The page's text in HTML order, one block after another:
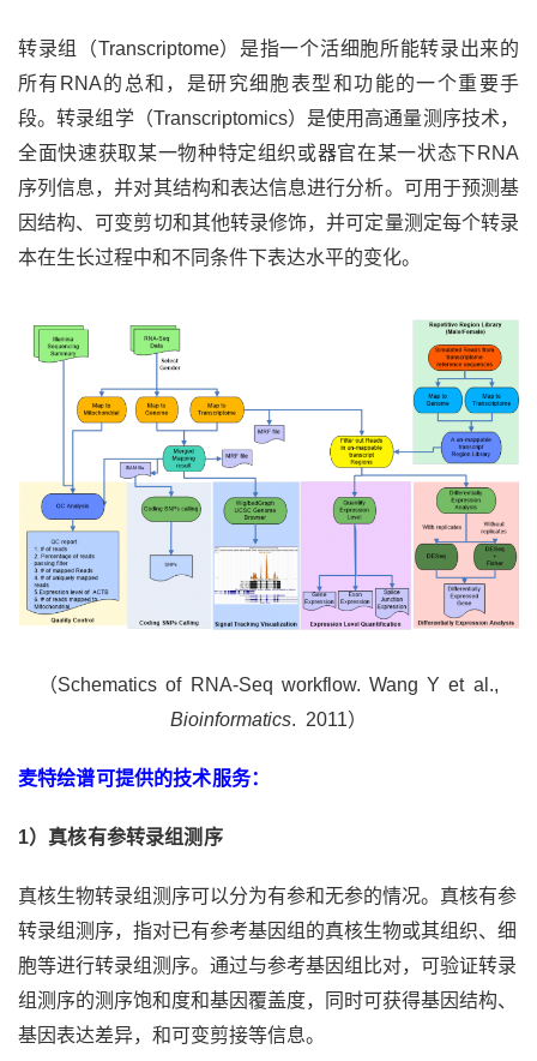
转录组（Transcriptome）是指一个活细胞所能转录出来的
所有RNA的总和，是研究细胞表型和功能的一个重要手
段。转录组学（Transcriptomics）是使用高通量测序技术，
全面快速获取某一物种特定组织或器官在某一状态下RNA
序列信息，并对其结构和表达信息进行分析。可用于预测基
因结构、可变剪切和其他转录修饰，并可定量测定每个转录
本在生长过程中和不同条件下表达水平的变化。
（Schematics of RNA-Seq workflow. Wang Y et al.,
Bioinformatics. 2011）
麦特绘谱可提供的技术服务：
1）真核有参转录组测序
真核生物转录组测序可以分为有参和无参的情况。真核有参
转录组测序，指对已有参考基因组的真核生物或其组织、细
胞等进行转录组测序。通过与参考基因组比对，可验证转录
组测序的测序饱和度和基因覆盖度，同时可获得基因结构、
基因表达差异，和可变剪接等信息。